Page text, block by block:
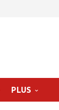
PLUS